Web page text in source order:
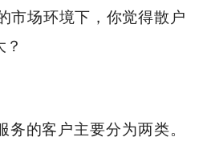
市场环境下，你觉得散户
务的客户主要分为两类。